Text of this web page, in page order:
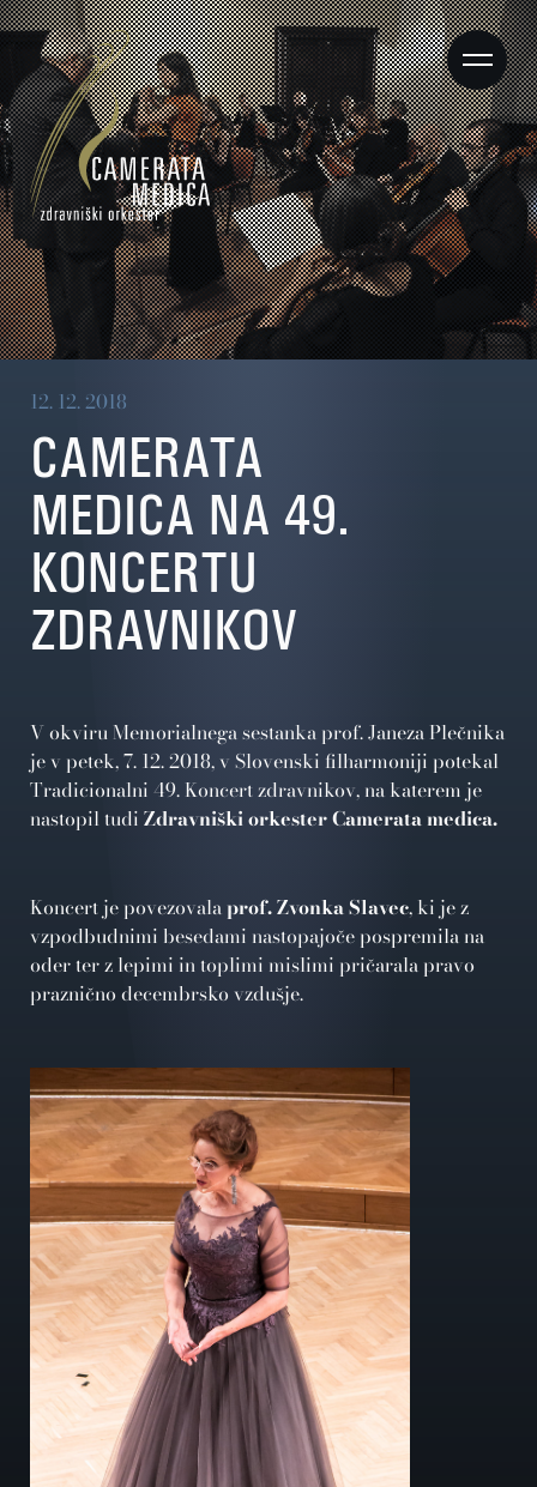
12. 12. 2018
CAMERATA
MEDICA NA 49.
KONCERTU
ZDRAVNIKOV
V okviru Memorialnega sestanka prof. Janeza Plečnika
je v petek, 7. 12. 2018, v Slovenski filharmoniji potekal
Tradicionalni 49. Koncert zdravnikov, na katerem je
nastopil tudi Zdravniški orkester Camerata medica.
Koncert je povezovalaprof. Zvonka Slavec, ki je z
vzpodbudnimi besedami nastopajoče pospremila na
oder ter z lepimi in toplimi mislimi pričarala pravo
praznično decembrsko vzdušje.